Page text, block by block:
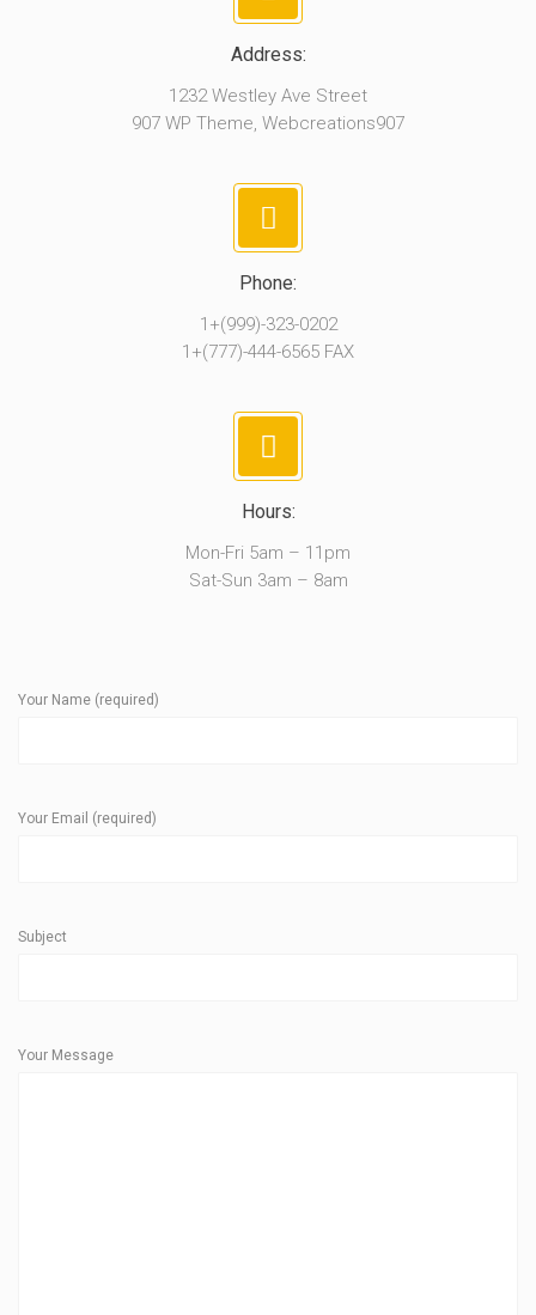
Address:
1232 Westley Ave Street
907 WP Theme, Webcreations907
Phone:
1+(999)-323-0202
1+(777)-444-6565 FAX
Hours:
Mon-Fri 5am – 11pm
Sat-Sun 3am – 8am
Your Name (required)
Your Email (required)
Subject
Your Message